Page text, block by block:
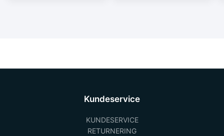
Kundeservice
KUNDESERVICE
RETURNERING